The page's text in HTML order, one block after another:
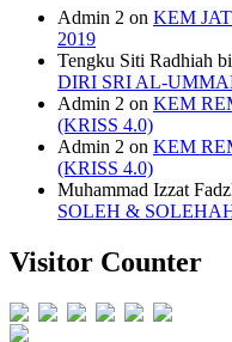
Admin 2 on KEM
2019
Tengku Siti Radhiah
DIRI SRI AL-
Admin 2 on KEM
(KRISS 4.0)
Admin 2 on KEM
(KRISS 4.0)
Muhammad Izzat
SOLEH &
Visitor Counter